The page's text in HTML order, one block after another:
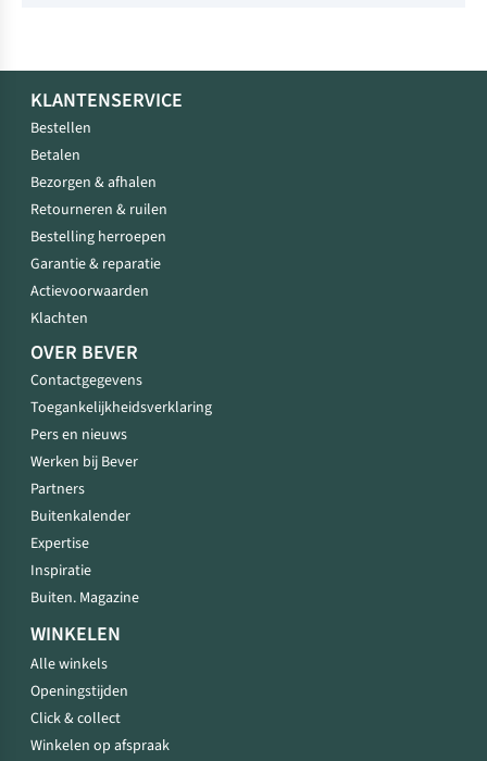
KLANTENSERVICE
Bestellen
Betalen
Bezorgen & afhalen
Retourneren & ruilen
Bestelling herroepen
Garantie & reparatie
Actievoorwaarden
Klachten
OVER BEVER
Contactgegevens
Toegankelijkheidsverklaring
Pers en nieuws
Werken bij Bever
Partners
Buitenkalender
Expertise
Inspiratie
Buiten. Magazine
WINKELEN
Alle winkels
Openingstijden
Click & collect
Winkelen op afspraak